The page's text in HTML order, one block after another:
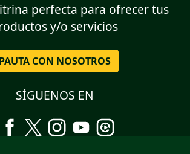
perfecta para ofrecer tus
y/o servicios
PAUTA CON NOSOTROS
SÍGUENOS EN